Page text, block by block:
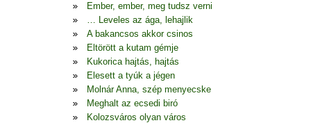
Ember, ember, meg tudsz verni
… Leveles az ága, lehajlik
A bakancsos akkor csinos
Eltörött a kutam gémje
Kukorica hajtás, hajtás
Elesett a tyúk a jégen
Molnár Anna, szép menyecske
Meghalt az ecsedi biró
Kolozsváros olyan város